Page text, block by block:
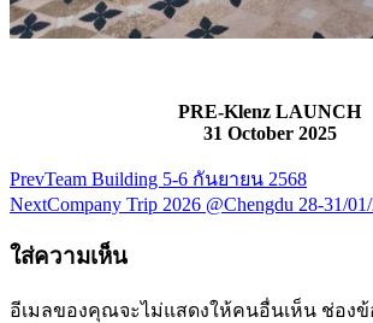
PRE-Klenz LAUNCH
31 October 2025
แนะแนว
PrevTeam Building 5-6 กันยายน 2568
NextCompany Trip 2026 @Chengdu 28-31/
ใส่ความเห็น
อีเมลของคุณจะไม่แสดงให้คนอื่นเห็น ช่องข้